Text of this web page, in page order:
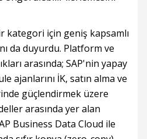
kategori için geniş kapsamlı
da duyurdu. Platform ve
arasında; SAP'nin yapay
ajanlarını İK, satın alma ve
güçlendirmek üzere
arasında yer alan
Business Data Cloud ile